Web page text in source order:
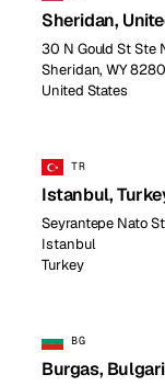
Sheridan,
30 N Gould St Ste
Sheridan, WY
United States
TR
Istanbul,
Seyrantepe Nato
Istanbul
Turkey
BG
Burgas,